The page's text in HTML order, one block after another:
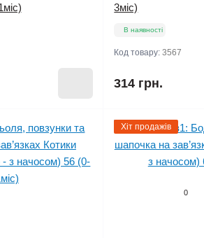
3міс)
В наявності
Код товару:3567
314 грн.
Хіт продажів
0